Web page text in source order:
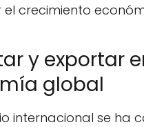
crecimiento
y exportar
global
internacional se ha